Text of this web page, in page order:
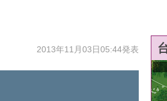
2013年11月03日05:44発表